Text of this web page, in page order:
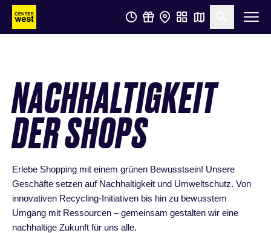
Zum
Hauptinhalt
Zum
Footer
Suche
NACHHALTIGKEIT
DER SHOPS
Erlebe Shopping mit einem grünen Bewusstsein! Unsere
Geschäfte setzen auf Nachhaltigkeit und Umweltschutz. Von
innovativen Recycling-Initiativen bis hin zu bewusstem
Umgang mit Ressourcen – gemeinsam gestalten wir eine
nachhaltige Zukunft für uns alle.